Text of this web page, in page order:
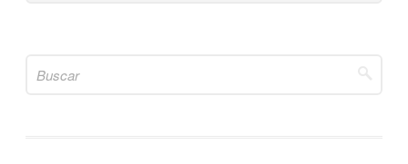
for: